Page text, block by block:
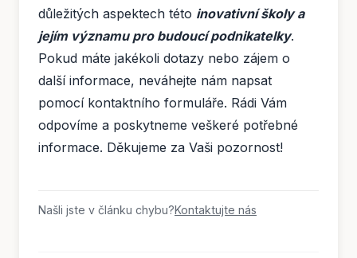
důležitých aspektech této inovativní školy a
jejím významu pro budoucí podnikatelky.
Pokud máte jakékoli dotazy nebo zájem o
další informace, neváhejte nám napsat
pomocí kontaktního formuláře. Rádi Vám
odpovíme a poskytneme veškeré potřebné
informace. Děkujeme za Vaši pozornost!
Našli jste v článku chybu?Kontaktujte nás